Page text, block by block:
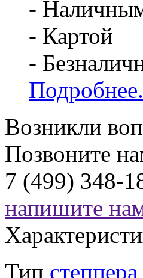
-
- Картой
-
Возникли
Позвоните
7 (499) 348-
напишите
Тип степпера